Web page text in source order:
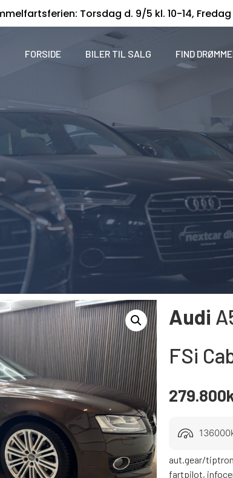
Torsdag d. 9/5 kl. 10-14, Fredag
FORSIDE BILER TIL SALG FIND
Audi
FSi
279.800
aut.gear/
fartpilot,